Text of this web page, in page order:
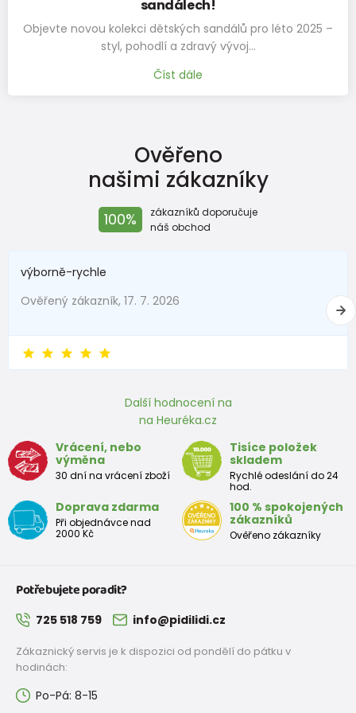
sandálech!
Objevte novou kolekci dětských sandálů pro léto 2025 –
styl, pohodlí a zdravý vývoj…
Číst dále
Ověřeno
našimi zákazníky
100%
zákazníků doporučuje
náš obchod
výborně-rychle
Ověřený zákazník, 17. 7. 2026
Další hodnocení na
na Heuréka.cz
Vrácení, nebo
výměna
30 dní na vrácení zboží
Tisíce položek
skladem
Rychlé odeslání do 24
hod.
Doprava zdarma
Při objednávce nad
2000 Kč
100 % spokojených
zákazníků
Ověřeno zákazníky
Potřebujete poradit?
725 518 759 info@pidilidi.cz
Zákaznický servis je k dispozici od pondělí do pátku v
hodinách:
Po-Pá: 8-15